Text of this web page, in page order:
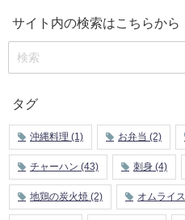
サイト内の検索はこちらから
タグ
沖縄料理 (1) お弁当 (2)
チャーハン (43) 刺身 (4)
地鶏の炭火焼 (2) オムライス